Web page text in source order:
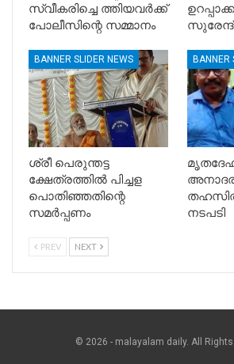
സ്വീകരിച്ചെ ത്തിയവർക്ക്
പോലീസിന്റെ സമ്മാനം
BANNER SLIDER NEWS
ശ്രീ പെരുന്തട്ട
ക്ഷേത്രത്തിൽ പിച്ചള
പൊതിഞ്ഞതിന്റെ
സമർപ്പണം
BANNER
നടപടി
PREV NEXT
© 2026 - malayalam daily. All